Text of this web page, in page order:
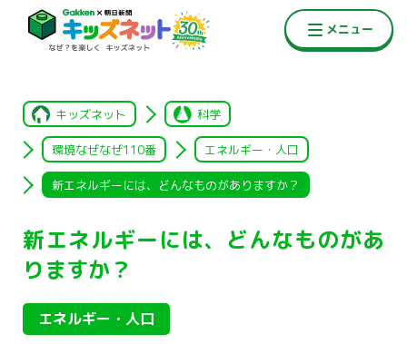
キッズネット 科学
環境なぜなぜ110番 エネルギー・人口
新エネルギーには、どんなものがありますか？
新エネルギーには、どんなものがあ
りますか？
エネルギー・人口